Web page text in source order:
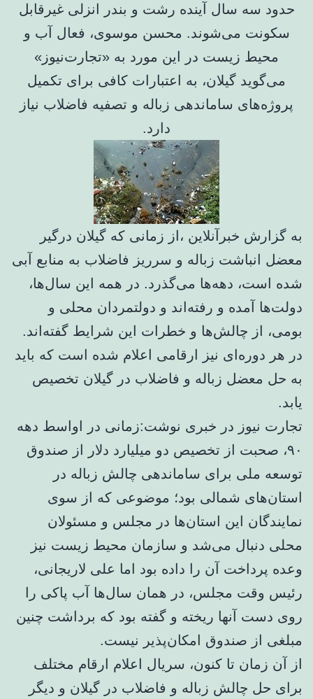
حدود سه سال آینده رشت و بندر انزلی غیرقابل
سکونت می‌شوند. محسن موسوی، فعال آب و
محیط زیست در این مورد به «تجارت‌نیوز»
می‌گوید گیلان، به اعتبارات کافی برای تکمیل
پروژه‌های ساماندهی زباله و تصفیه فاضلاب نیاز
دارد.
به گزارش خبرآنلاین ،از زمانی که گیلان درگیر
معضل انباشت زباله و سرریز فاضلاب به منابع آبی
شده است، دهه‌ها می‌گذرد. در همه این سال‌ها،
دولت‌ها آمده و رفته‌اند و دولتمردان محلی و
بومی، از چالش‌ها و خطرات این شرایط گفته‌اند.
در هر دوره‌ای نیز ارقامی اعلام شده‌ است که باید
به حل معضل زباله و فاضلاب در گیلان تخصیص
یابد.
تجارت نیوز در خبری نوشت:زمانی در اواسط دهه
۹۰، صحبت از تخصیص دو میلیارد دلار از صندوق
توسعه ملی برای ساماندهی چالش زباله در
استان‌های شمالی بود؛ موضوعی که از سوی
نمایندگان این استان‌ها در مجلس و مسئولان
محلی دنبال می‌شد و سازمان محیط زیست نیز
وعده پرداخت آن را داده بود اما علی لاریجانی،
رئیس وقت مجلس، در همان سال‌ها آب پاکی را
روی دست آنها ریخته و گفته بود که برداشت چنین
مبلغی از صندوق امکان‌پذیر نیست.
از آن زمان تا کنون، سریال اعلام ارقام مختلف
برای حل چالش زباله و فاضلاب در گیلان و دیگر